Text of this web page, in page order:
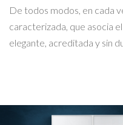
De todos modos, en cada
caracterizada, que asocia
elegante, acreditada y sin
>